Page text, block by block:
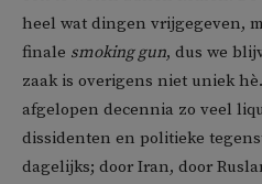
heel wat dingen vrijgegeven,
finale smoking gun, dus we
zaak is overigens niet uniek
afgelopen decennia zo veel
dissidenten en politieke
dagelijks; door Iran, door